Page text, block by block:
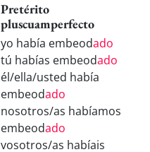
Pretérito
pluscuamperfecto
yo había embeodado
tú habías embeodado
él/ella/usted había
embeodado
nosotros/as habíamos
embeodado
vosotros/as habíais